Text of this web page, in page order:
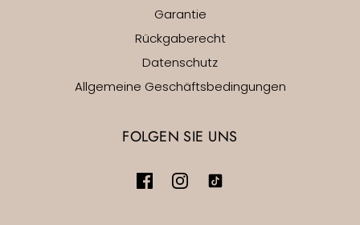
Garantie
Rückgaberecht
Datenschutz
Allgemeine Geschäftsbedingungen
FOLGEN SIE UNS